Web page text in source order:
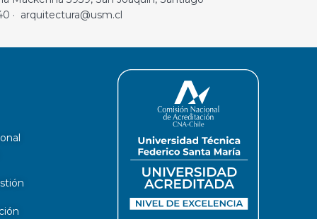
· arquitectura@usm.cl